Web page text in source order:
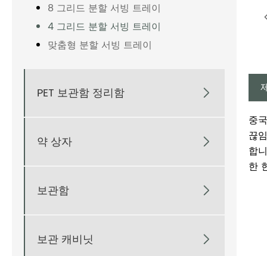
8 그리드 분할 서빙 트레이
4 그리드 분할 서빙 트레이
맞춤형 분할 서빙 트레이
PET 보관함 정리함 
약 상자 
보관함 
보관 캐비닛 
중
끊
합
한